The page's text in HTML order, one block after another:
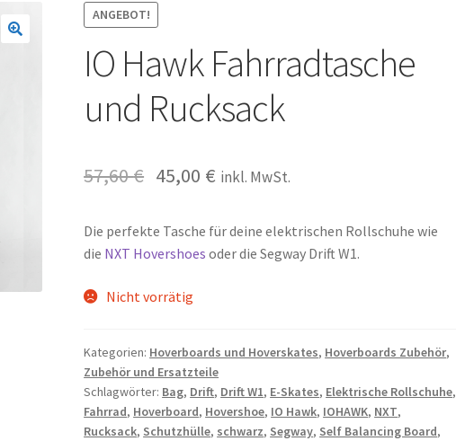
ANGEBOT!
IO Hawk Fahrradtasche
und Rucksack
57,60€ 45,00 € inkl. MwSt.
Die perfekte Tasche für deine elektrischen Rollschuhe wie
die NXT Hovershoes oder die Segway Drift W1.
Nicht vorrätig
Kategorien: Hoverboards und Hoverskates, Hoverboards Zubehör,
Zubehör und Ersatzteile
Schlagwörter: Bag, Drift, Drift W1, E-Skates, Elektrische Rollschuhe,
Fahrrad, Hoverboard, Hovershoe, IO Hawk, IOHAWK, NXT,
Rucksack, Schutzhülle, schwarz, Segway, Self Balancing Board,